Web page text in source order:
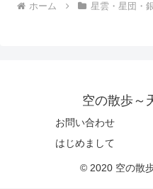
ホーム 星雲・星団・
空の散歩～
お問い合わせ
はじめまして
© 2020 空の散